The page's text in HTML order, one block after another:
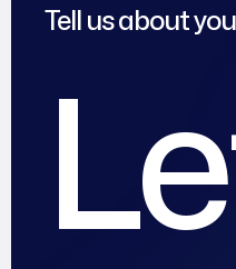
Tell us about